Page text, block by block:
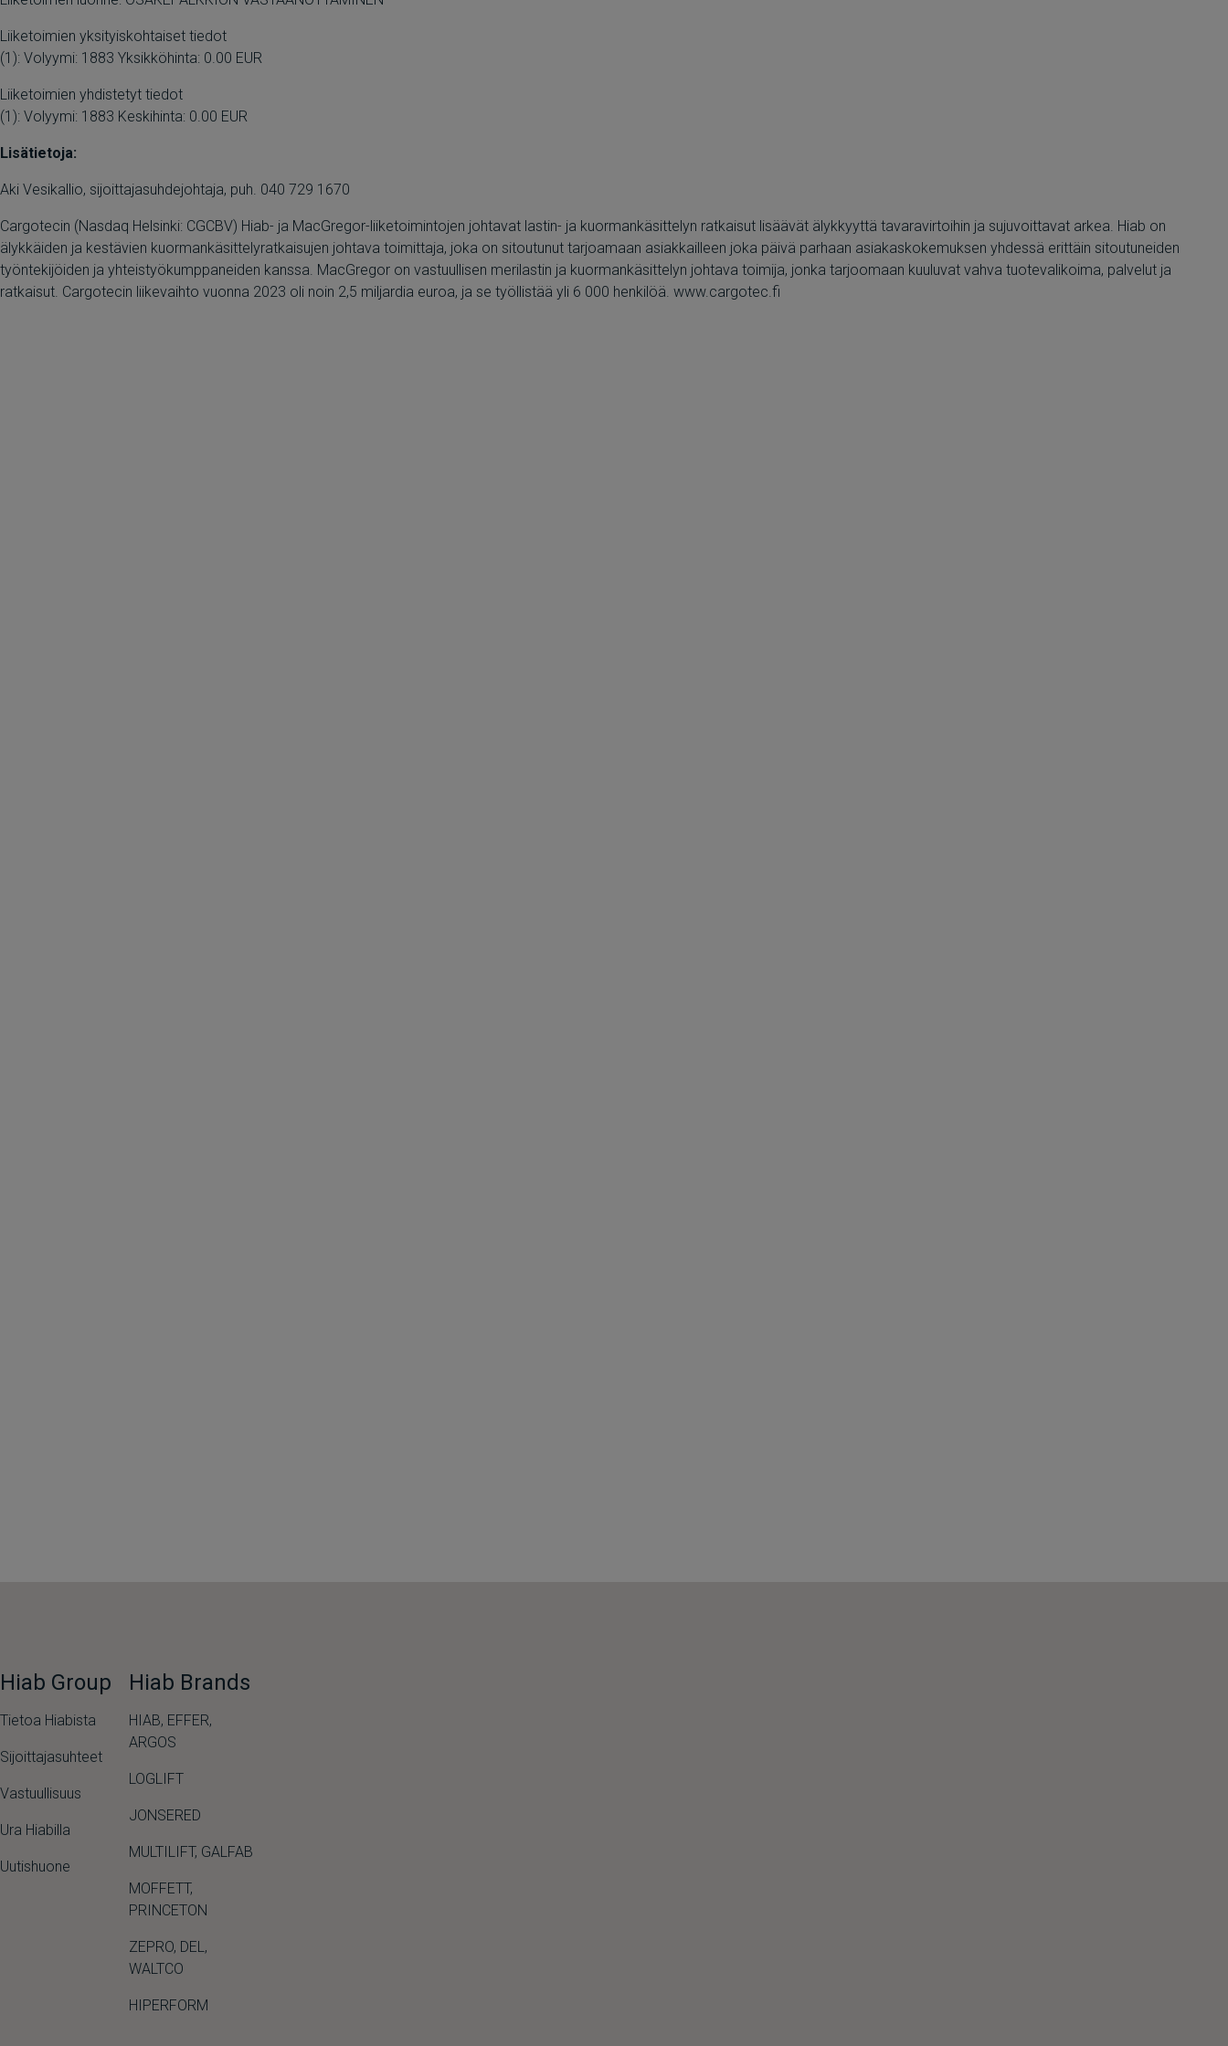
Liiketoimien yksityiskohtaiset tiedot
(1): Volyymi: 1883 Yksikköhinta: 0.00 EUR
Liiketoimien yhdistetyt tiedot
(1): Volyymi: 1883 Keskihinta: 0.00 EUR
Lisätietoja:
Aki Vesikallio, sijoittajasuhdejohtaja, puh. 040 729 1670
Cargotecin (Nasdaq Helsinki: CGCBV) Hiab- ja MacGregor-liiketoimintojen johtavat lastin- ja kuormankäsittelyn ratkaisut lisäävät älykkyyttä tavaravirtoihin ja sujuvoittavat arkea. Hiab on
älykkäiden ja kestävien kuormankäsittelyratkaisujen johtava toimittaja, joka on sitoutunut tarjoamaan asiakkailleen joka päivä parhaan asiakaskokemuksen yhdessä erittäin sitoutuneiden
työntekijöiden ja yhteistyökumppaneiden kanssa. MacGregor on vastuullisen merilastin ja kuormankäsittelyn johtava toimija, jonka tarjoomaan kuuluvat vahva tuotevalikoima, palvelut ja
ratkaisut. Cargotecin liikevaihto vuonna 2023 oli noin 2,5 miljardia euroa, ja se työllistää yli 6 000 henkilöä. www.cargotec.fi
Hiab Group
Tietoa Hiabista
Sijoittajasuhteet
Vastuullisuus
Ura Hiabilla
Uutishuone
Hiab Brands
HIAB, EFFER,
ARGOS
LOGLIFT
JONSERED
MULTILIFT, GALFAB
MOFFETT,
PRINCETON
ZEPRO, DEL,
WALTCO
HIPERFORM